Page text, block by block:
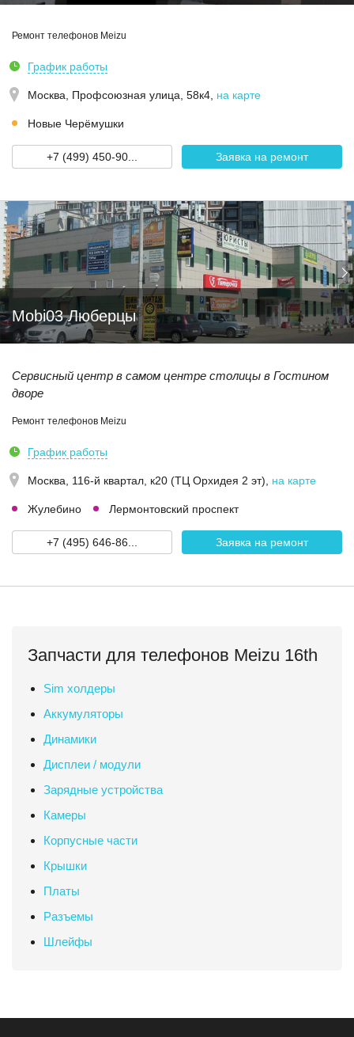
Ремонт телефонов Meizu
График работы
Москва, Профсоюзная улица, 58к4 на карте
Новые Черёмушки
+7 (499) 450-90... Заявка на ремонт
Mobi03 Люберцы
Сервисный центр в самом центре столицы в Гостином
дворе
Ремонт телефонов Meizu
График работы
Москва, 116-й квартал, к20 (ТЦ Орхидея 2 эт) на карте
Жулебино Лермонтовский проспект
+7 (495) 646-86... Заявка на ремонт
Запчасти для телефонов Meizu 16th
Sim холдеры
Аккумуляторы
Динамики
Дисплеи / модули
Зарядные устройства
Камеры
Корпусные части
Крышки
Платы
Разъемы
Шлейфы